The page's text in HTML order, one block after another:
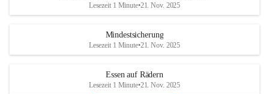
Lesezeit 1 Minute•21. Nov. 2025
Mindestsicherung
Lesezeit 1 Minute•21. Nov. 2025
Essen auf Rädern
Lesezeit 1 Minute•21. Nov. 2025